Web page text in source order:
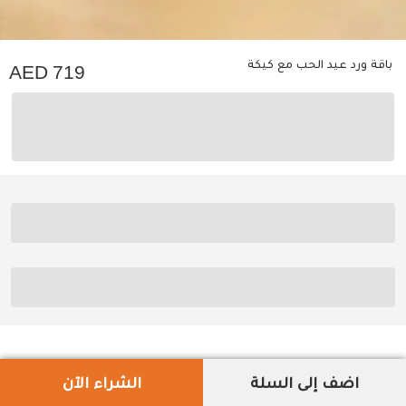
باقة ورد عيد الحب مع كيكة 719
اضف إلى السلة الشراء الآن